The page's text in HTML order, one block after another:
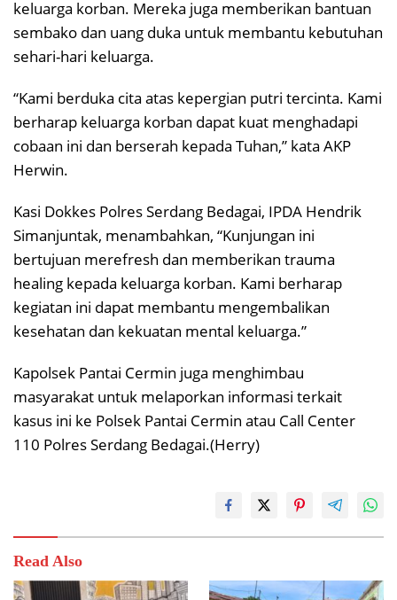
keluarga korban. Mereka juga memberikan bantuan
sembako dan uang duka untuk membantu kebutuhan
sehari-hari keluarga.
“Kami berduka cita atas kepergian putri tercinta. Kami
berharap keluarga korban dapat kuat menghadapi
cobaan ini dan berserah kepada Tuhan,” kata AKP
Herwin.
Kasi Dokkes Polres Serdang Bedagai, IPDA Hendrik
Simanjuntak, menambahkan, “Kunjungan ini
bertujuan merefresh dan memberikan trauma
healing kepada keluarga korban. Kami berharap
kegiatan ini dapat membantu mengembalikan
kesehatan dan kekuatan mental keluarga.”
Kapolsek Pantai Cermin juga menghimbau
masyarakat untuk melaporkan informasi terkait
kasus ini ke Polsek Pantai Cermin atau Call Center
110 Polres Serdang Bedagai.(Herry)
Read Also